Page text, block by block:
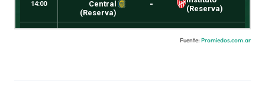
Fuente: Promiedos.com.ar